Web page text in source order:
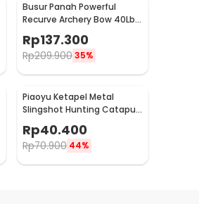
Busur Panah Powerful
Recurve Archery Bow 40Lbs
- 36215
Rp137.300
Rp209.90035%
Piaoyu Ketapel Metal
Slingshot Hunting Catapult
Rp40.400
Rp70.900 44%